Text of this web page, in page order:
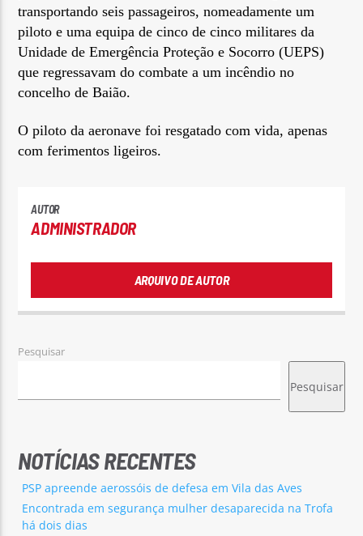
transportando seis passageiros, nomeadamente um
piloto e uma equipa de cinco de cinco militares da
Unidade de Emergência Proteção e Socorro (UEPS)
que regressavam do combate a um incêndio no
concelho de Baião.
O piloto da aeronave foi resgatado com vida, apenas
com ferimentos ligeiros.
AUTOR
ADMINISTRADOR
ARQUIVO DE AUTOR
Pesquisar
Pesquisar
NOTÍCIAS RECENTES
PSP apreende aerossóis de defesa em Vila das Aves
Encontrada em segurança mulher desaparecida na Trofa
há dois dias